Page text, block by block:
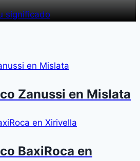
significado
Zanussi en Mislata
BaxiRoca en